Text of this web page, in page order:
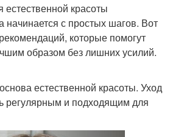
красоты
начинается с простых шагов. Вот
которые помогут
образом без лишних усилий.
естественной красоты. Уход
регулярным и подходящим для